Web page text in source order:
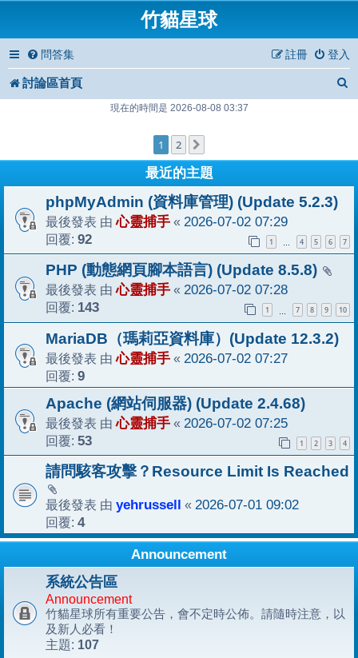
竹貓星球
問答集 登入
註冊
討論區首頁
現在的時間是 2026-08-08 03:37
1 2
最近的主題
phpMyAdmin (資料庫管理) (Update 5.2.3)
最後發表 由心靈捕手 « 2026-07-02 07:29
回覆: 92 1 … 4 5 6 7
PHP (動態網頁腳本語言) (Update 8.5.8)
最後發表 由心靈捕手 « 2026-07-02 07:28
回覆: 143 1 7 8 9 10
MariaDB（瑪莉亞資料庫）(Update 12.3.2)
最後發表 由心靈捕手 « 2026-07-02 07:27
回覆: 9
Apache (網站伺服器) (Update 2.4.68)
最後發表 由心靈捕手 « 2026-07-02 07:25
回覆: 53 1 2 3 4
請問駭客攻擊？Resource Limit Is Reached
最後發表 由 yehrussell « 2026-07-01 09:02
回覆: 4
Announcement
系統公告區
Announcement
竹貓星球所有重要公告，會不定時公佈。請隨時注意，以
及新人必看！
主題: 107